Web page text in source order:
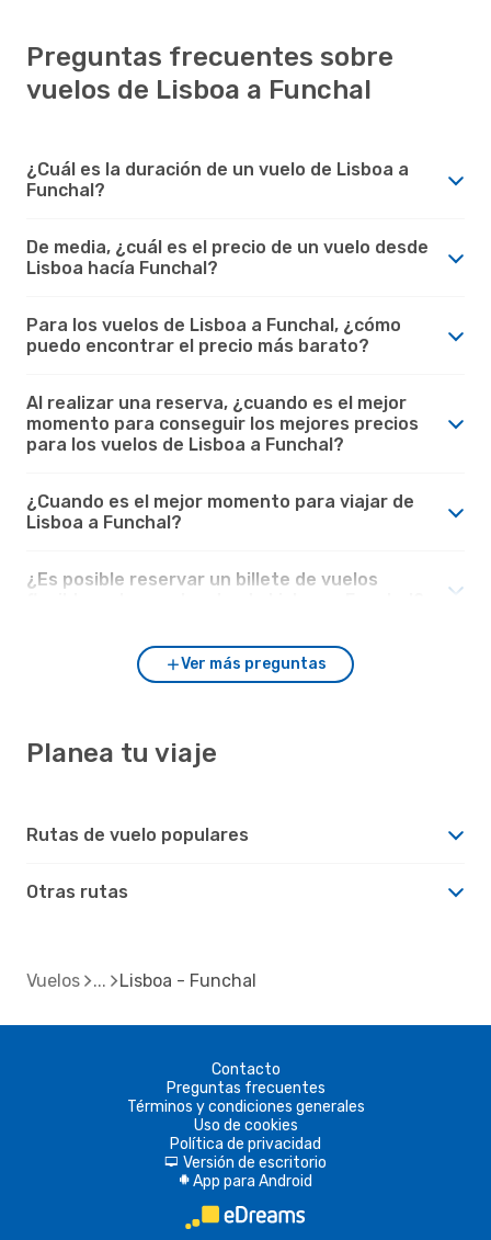
Preguntas frecuentes sobre
vuelos de Lisboa a Funchal
¿Cuál es la duración de un vuelo de Lisboa a
Funchal?
De media, ¿cuál es el precio de un vuelo desde
Lisboa hacía Funchal?
Para los vuelos de Lisboa a Funchal, ¿cómo
puedo encontrar el precio más barato?
Al realizar una reserva, ¿cuando es el mejor
momento para conseguir los mejores precios
para los vuelos de Lisboa a Funchal?
¿Cuando es el mejor momento para viajar de
Lisboa a Funchal?
¿Es posible reservar un billete de vuelos
Ver más preguntas
Planea tu viaje
Rutas de vuelo populares
Otras rutas
Vuelos Lisboa - Funchal
Contacto
Preguntas frecuentes
Términos y condiciones generales
Uso de cookies
Política de privacidad
d Versión de escritorio
A App para Android